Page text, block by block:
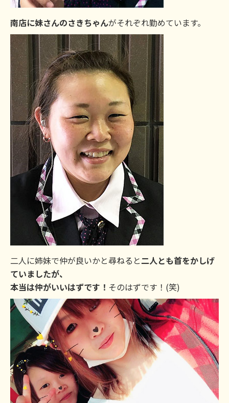
南店に妹さんのさきちゃんがそれぞれ勤めています。
二人に姉妹で仲が良いかと尋ねると二人とも首をかしげ
ていましたが、
本当は仲がいいはずです！ そのはずです！(笑)